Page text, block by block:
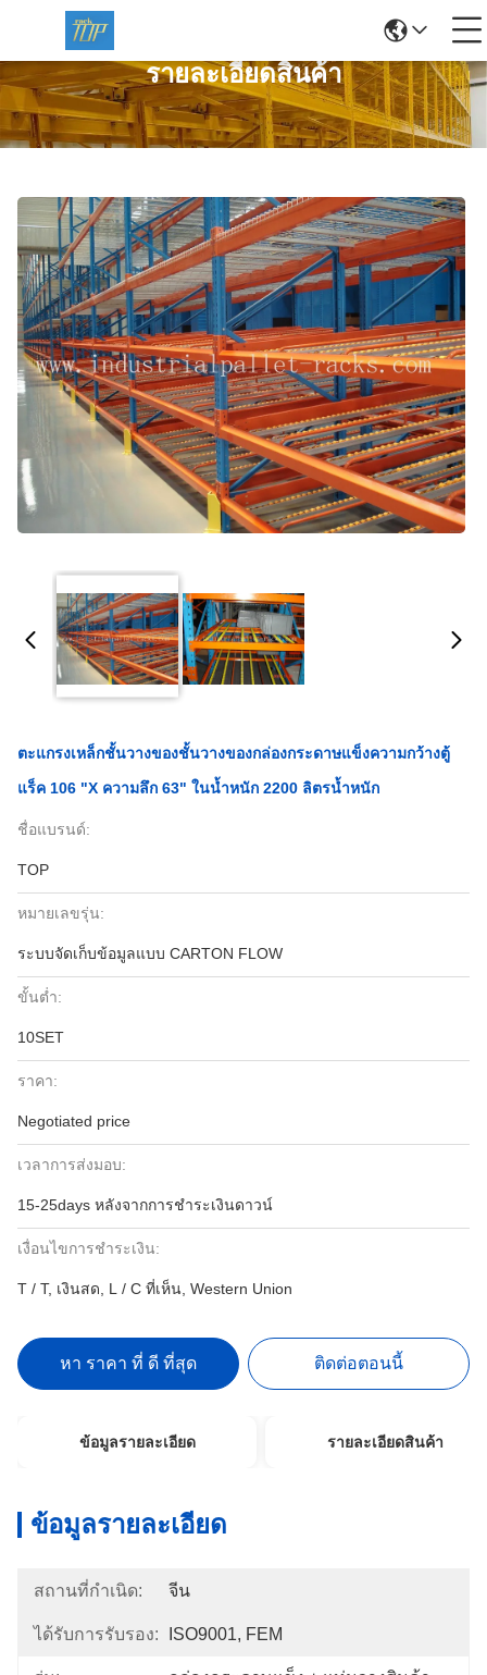
รายละเอียดสินค้า
ตะแกรงเหล็กชั้นวางของชั้นวางของกล่องกระดาษแข็งความกว้างตู้
แร็ค 106 "x ความลึก 63" ในน้ำหนัก 2200 ลิตรน้ำหนัก
ชื่อแบรนด์:
TOP
หมายเลขรุ่น:
ระบบจัดเก็บข้อมูลแบบ CARTON FLOW
ขั้นต่ำ:
10SET
ราคา:
Negotiated price
เวลาการส่งมอบ:
15-25days หลังจากการชำระเงินดาวน์
เงื่อนไขการชำระเงิน:
T / T, เงินสด, L / C ที่เห็น, Western Union
หา ราคา ที่ ดี ที่สุด ติดต่อตอนนี้
ข้อมูลรายละเอียด รายละเอียดสินค้า
ข้อมูลรายละเอียด
สถานที่กำเนิด: จีน
ได้รับการรับรอง: ISO9001, FEM